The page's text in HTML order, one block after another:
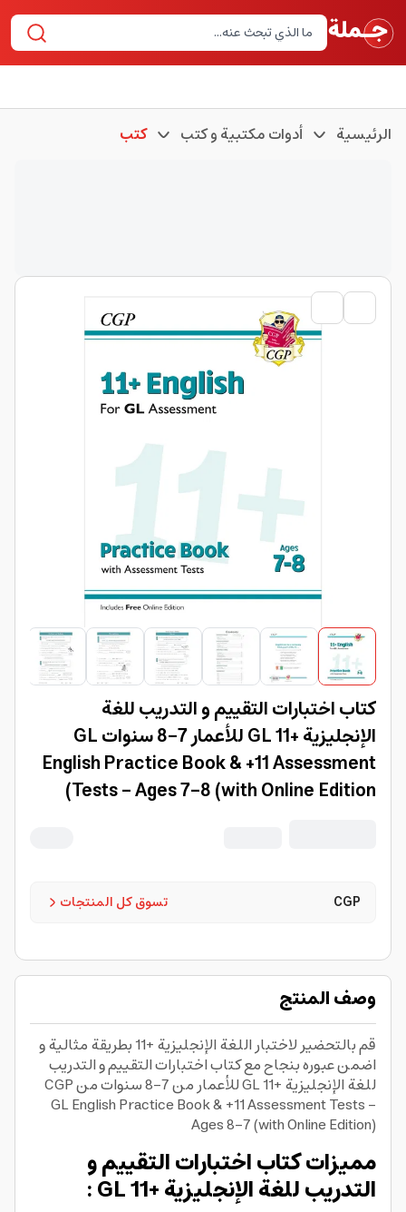
الرئيسية أدوات مكتبية و كتب كتب
كتاب اختبارات التقييم و التدريب للغة
الإنجليزية +11 GL للأعمار 7-8 سنوات GL
English Practice Book & +11 Assessment
Tests - Ages 7-8 (with Online Edition)
تسوق كل المنتجات CGP
وصف المنتج
قم بالتحضير لاختبار اللغة الإنجليزية +11 بطريقة مثالية و
اضمن عبوره بنجاح مع كتاب اختبارات التقييم و التدريب
للغة الإنجليزية +11 GL للأعمار من 7-8 سنوات من CGP
GL English Practice Book & +11 Assessment Tests -
Ages 8-7 (with Online Edition)
مميزات كتاب اختبارات التقييم و
التدريب للغة الإنجليزية +11 GL :